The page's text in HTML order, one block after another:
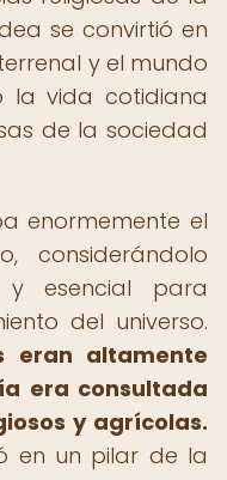
se convirtió en
y el mundo
la vida cotidiana
de la sociedad
enormemente el
considerándolo
y esencial para
del universo.
eran altamente
era consultada
y agrícolas.
en un pilar de la